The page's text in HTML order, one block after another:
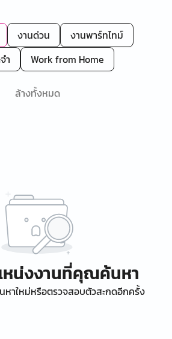
งานด่วน
งานพาร์ทไทม์
ำ
Work from Home
ล้างทั้งหมด
น่งงานที่คุณค้นหา
หาใหม่หรือตรวจสอบตัวสะกดอีกครั้ง